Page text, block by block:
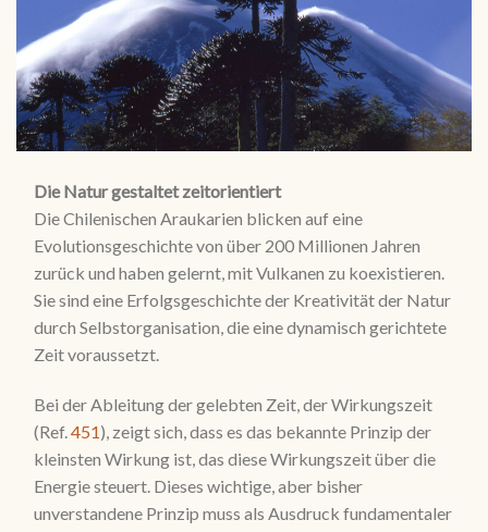
Die Natur gestaltet zeitorientiert
Die Chilenischen Araukarien blicken auf eine
Evolutionsgeschichte von über 200 Millionen Jahren
zurück und haben gelernt, mit Vulkanen zu koexistieren.
Sie sind eine Erfolgsgeschichte der Kreativität der Natur
durch Selbstorganisation, die eine dynamisch gerichtete
Zeit voraussetzt.
Bei der Ableitung der gelebten Zeit, der Wirkungszeit
(Ref. 451), zeigt sich, dass es das bekannte Prinzip der
kleinsten Wirkung ist, das diese Wirkungszeit über die
Energie steuert. Dieses wichtige, aber bisher
unverstandene Prinzip muss als Ausdruck fundamentaler